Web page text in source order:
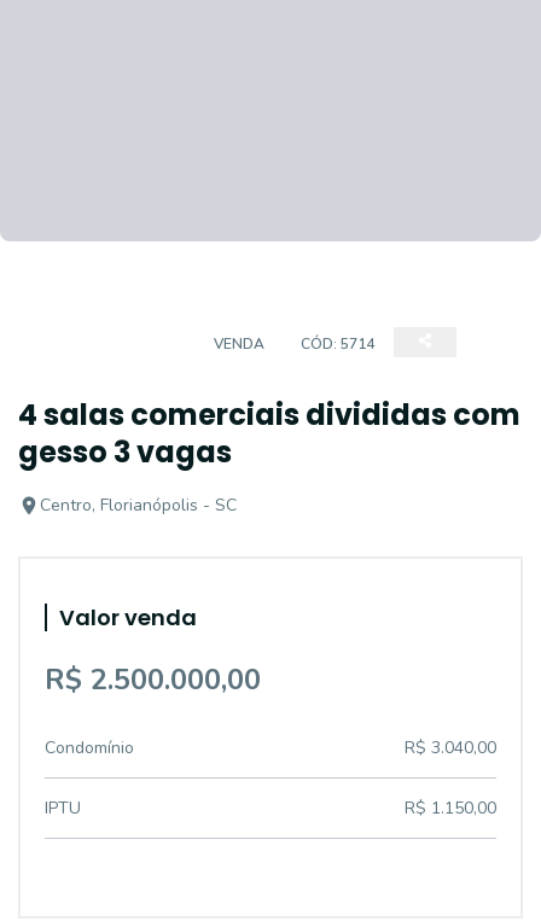
VENDA CÓD: 5714
4 salas comerciais divididas com
gesso 3 vagas
Centro, Florianópolis - SC
Valor venda
R$ 2.500.000,00
Condomínio R$ 3.040,00
IPTU R$ 1.150,00